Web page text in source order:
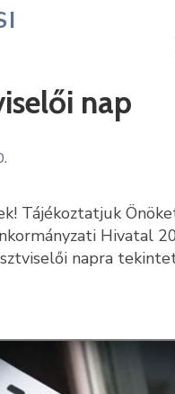
nap
Tájékoztatjuk
Hivatal
napra